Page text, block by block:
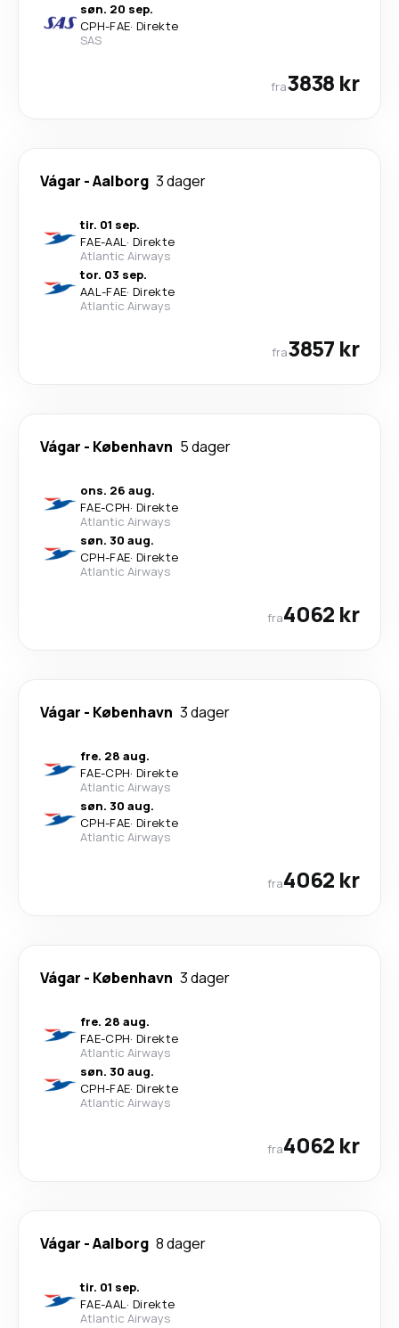
søn. 20 sep.
CPH-FAE· Direkte
SAS
fra3838 kr
Vágar -Aalborg 3 dager
tir. 01 sep.
FAE-AAL· Direkte
Atlantic Airways
tor. 03 sep.
AAL-FAE· Direkte
Atlantic Airways
fra3857 kr
Vágar - København 5 dager
ons. 26 aug.
FAE-CPH· Direkte
Atlantic Airways
søn. 30 aug.
CPH-FAE· Direkte
Atlantic Airways
fra4062 kr
Vágar - København 3 dager
fre. 28 aug.
FAE-CPH· Direkte
Atlantic Airways
søn. 30 aug.
CPH-FAE· Direkte
Atlantic Airways
fra4062 kr
Vágar - København 3 dager
fre. 28 aug.
FAE-CPH· Direkte
Atlantic Airways
søn. 30 aug.
CPH-FAE· Direkte
Atlantic Airways
fra4062 kr
Vágar -Aalborg 8 dager
tir. 01 sep.
FAE-AAL· Direkte
Atlantic Airways